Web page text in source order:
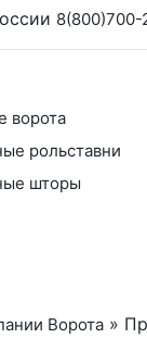
8(800)700-
ворота
рольставни
шторы
Ворота »